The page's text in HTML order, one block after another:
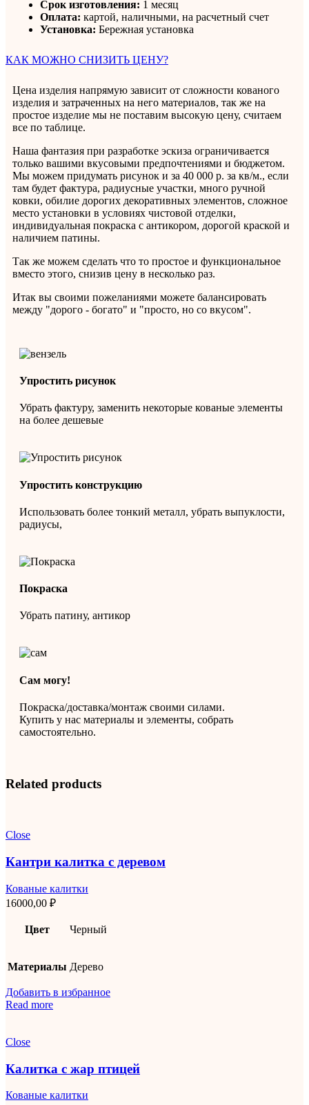
Срок изготовления: 1 месяц
Оплата: картой, наличными, на расчетный счет
Установка: Бережная установка
КАК МОЖНО СНИЗИТЬ ЦЕНУ?
Цена изделия напрямую зависит от сложности кованого
изделия и затраченных на него материалов, так же на
простое изделие мы не поставим высокую цену, считаем
все по таблице.
Наша фантазия при разработке эскиза ограничивается
только вашими вкусовыми предпочтениями и бюджетом.
Мы можем придумать рисунок и за 40 000 р. за кв/м., если
там будет фактура, радиусные участки, много ручной
ковки, обилие дорогих декоративных элементов, сложное
место установки в условиях чистовой отделки,
индивидуальная покраска с антикором, дорогой краской и
наличием патины.
Так же можем сделать что то простое и функциональное
вместо этого, снизив цену в несколько раз.
Итак вы своими пожеланиями можете балансировать
между "дорого - богато" и "просто, но со вкусом".
Упростить рисунок
Убрать фактуру, заменить некоторые кованые элементы
на более дешевые
Упростить конструкцию
Использовать более тонкий металл, убрать выпуклости,
радиусы,
Покраска
Убрать патину, антикор
Сам могу!
Покраска/доставка/монтаж своими силами.
Купить у нас материалы и элементы, собрать
самостоятельно.
Related products
Close
Кантри калитка с деревом
Кованые калитки
16000,00 ₽
Цвет Черный
Материалы Дерево
Добавить в избранное
Read more
Close
Калитка с жар птицей
Кованые калитки